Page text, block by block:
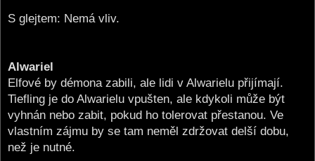
S glejtem: Nemá vliv.
Alwariel
Elfové by démona zabili, ale lidi v Alwarielu přijímají.
Tiefling je do Alwarielu vpušten, ale kdykoli může být
vyhnán nebo zabit, pokud ho tolerovat přestanou. Ve
vlastním zájmu by se tam neměl zdržovat delší dobu,
než je nutné.